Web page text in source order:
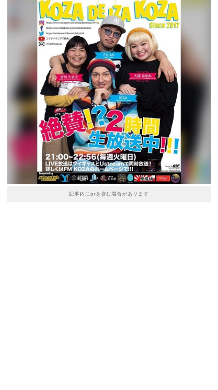
記事内にprを含む場合があります